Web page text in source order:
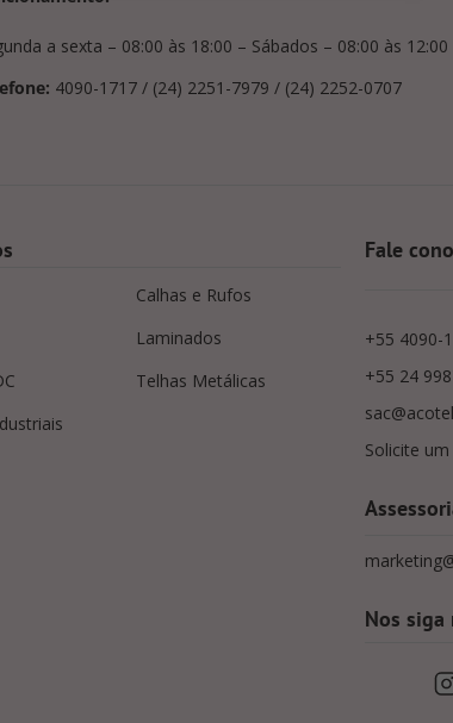
a sexta – 08:00 às 18:00 – Sábados – 08:00 às 12:00
4090-1717 / (24) 2251-7979 / (24) 2252-0707
Calhas e Rufos
Laminados
Telhas Metálicas
Fale
+55 4090-
+55 24
Solicite
Nos siga